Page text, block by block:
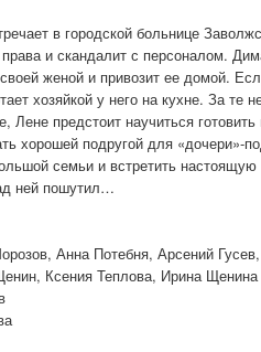
в городской больнице
и скандалит с персоналом.
женой и привозит ее домой.
хозяйкой у него на кухне. За те
предстоит научиться
хорошей подругой для «дочери»-
семьи и встретить
ней пошутил…
Анна Потебня, Арсений
Ксения Теплова, Ирина Щенина